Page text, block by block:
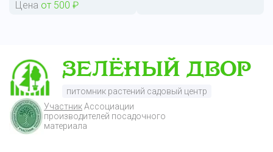
Цена от 500 ₽
питомник растений садовый центр
УчастникАссоциации
производителей посадочного
материала